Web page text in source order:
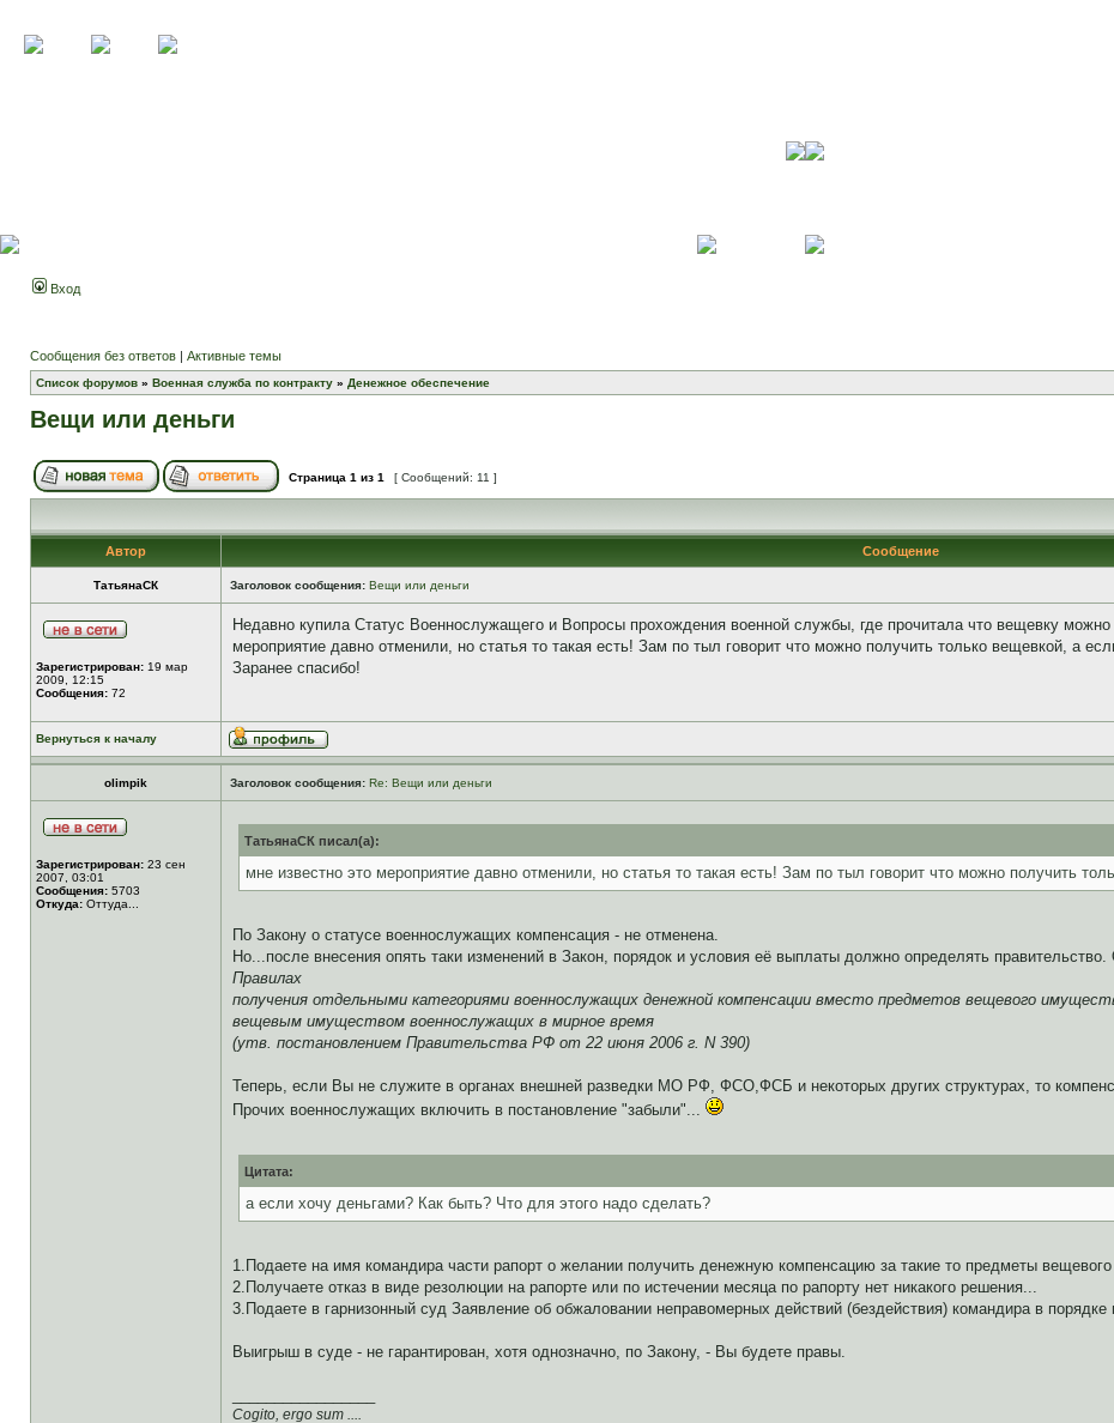
Вход
Сообщения без ответов | Активные темы
Список форумов » Военная служба по контракту » Денежное обеспечение
Вещи или деньги
Страница 1 из 1 [ Сообщений: 11 ]
Автор Сообщение
ТатьянаСК Заголовок сообщения: Вещи или деньги
Зарегистрирован: 19 мар
2009, 12:15
Сообщения: 72
Недавно купила Статус Военнослужащего и Вопросы прохождения военной службы, где прочитала что вещевку можно
мероприятие давно отменили, но статья то такая есть! Зам по тыл говорит что можно получить только вещевкой, а
Заранее спасибо!
Вернуться к началу
olimpik Заголовок сообщения: Re: Вещи или деньги
Зарегистрирован: 23 сен
2007, 03:01
Сообщения: 5703
Откуда: Оттуда...
ТатьянаСК писал(а):
мне известно это мероприятие давно отменили, но статья то такая есть! Зам по тыл говорит что можно получить
По Закону о статусе военнослужащих компенсация - не отменена.
Но...после внесения опять таки изменений в Закон, порядок и условия её выплаты должно определять
Правилах
получения отдельными категориями военнослужащих денежной компенсации вместо предметов вещевого
вещевым имуществом военнослужащих в мирное время
(утв. постановлением Правительства РФ от 22 июня 2006 г. N 390)
Теперь, если Вы не служите в органах внешней разведки МО РФ, ФСО,ФСБ и некоторых других структурах, то
Прочих военнослужащих включить в постановление "забыли"...
Цитата:
а если хочу деньгами? Как быть? Что для этого надо сделать?
1.Подаете на имя командира части рапорт о желании получить денежную компенсацию за такие то предметы
2.Получаете отказ в виде резолюции на рапорте или по истечении месяца по рапорту нет никакого решения...
3.Подаете в гарнизонный суд Заявление об обжаловании неправомерных действий (бездействия) командира в
Выигрыш в суде - не гарантирован, хотя однозначно, по Закону, - Вы будете правы.
Cogito, ergo sum ....